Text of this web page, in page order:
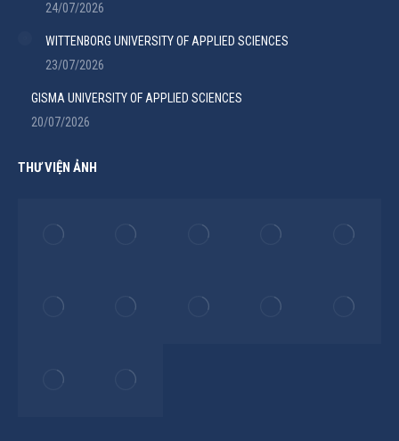
24/07/2026
WITTENBORG UNIVERSITY OF APPLIED SCIENCES
23/07/2026
GISMA UNIVERSITY OF APPLIED SCIENCES
20/07/2026
THƯ VIỆN ẢNH